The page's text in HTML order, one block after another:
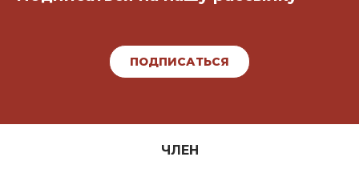
ПОДПИСАТЬСЯ
ЧЛЕН